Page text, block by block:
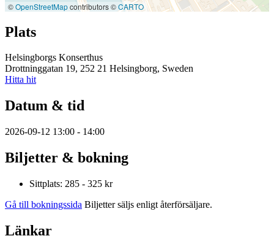
©OpenStreetMapcontributors ©CARTO
Plats
Helsingborgs Konserthus
Drottninggatan 19, 252 21 Helsingborg, Sweden
Hitta hit
Datum & tid
2026-09-12 13:00 - 14:00
Biljetter & bokning
Sittplats: 285 - 325 kr
Gå till bokningssida Biljetter säljs enligt återförsäljare.
Länkar